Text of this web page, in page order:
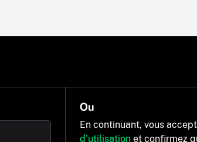
Ou
En continuant, vous
d'utilisation et confirmez